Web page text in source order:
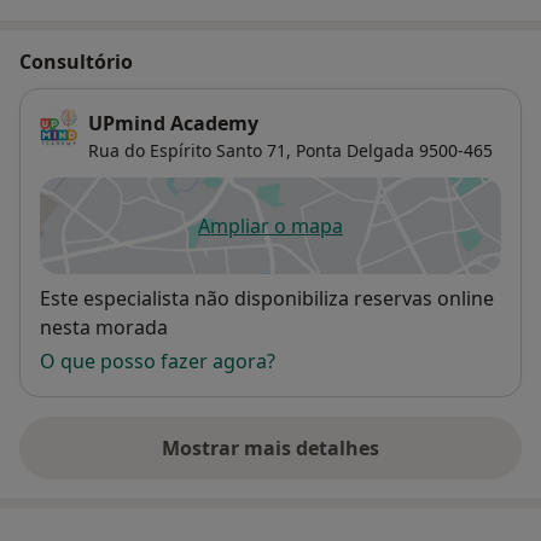
Consultório
UPmind Academy
Rua do Espírito Santo 71, Ponta Delgada 9500-465
Ampliar o mapaabre num novo separador
Disponibilidade
Este especialista não disponibiliza reservas online
nesta morada
O que posso fazer agora?
Mostrar mais detalhes
sobre o endereço